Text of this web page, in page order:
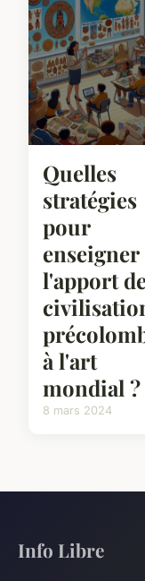
Quelles
stratégies
pour
enseigner
l'apport
à l'art
mondial ?
8 mars 2024
Info Libre